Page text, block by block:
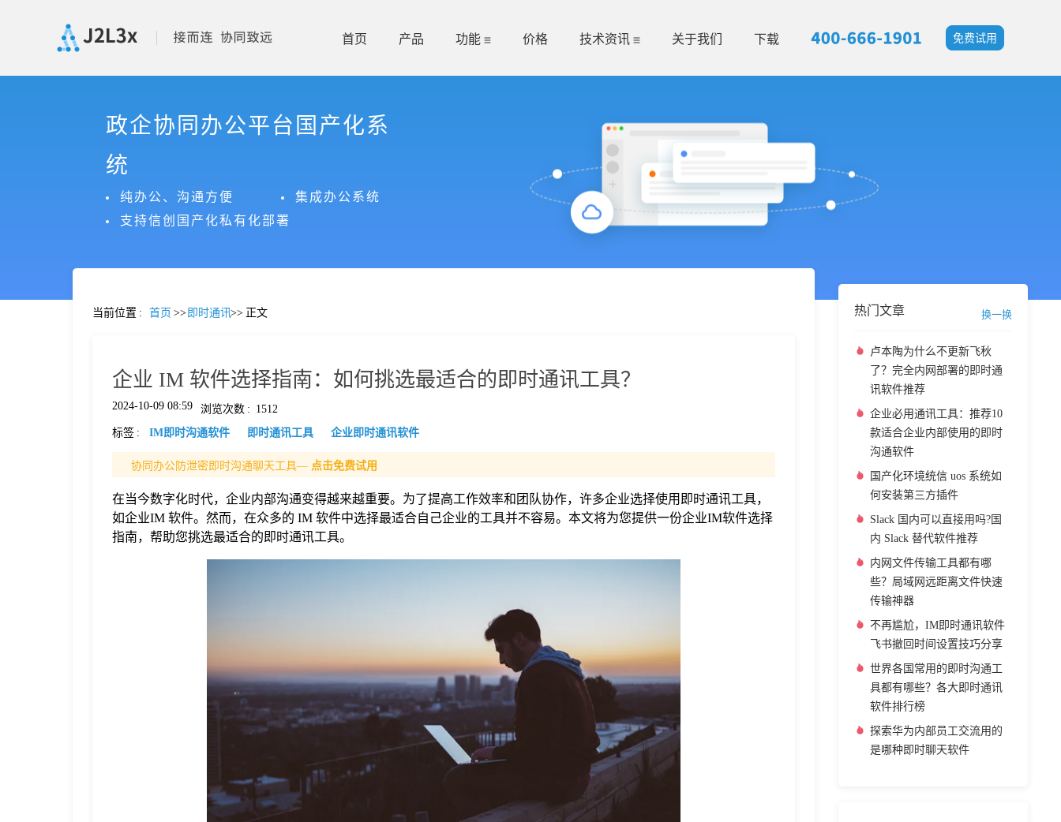
首页 产品 功能 价格 技术资讯 关于我们 下载 免费试用
政企协同办公平台国产化系
统
纯办公、沟通方便
集成办公系统
支持信创国产化私有化部署
当前位置 : 首页 >> 即时通讯>> 正文
企业 IM 软件选择指南：如何挑选最适合的即时通讯工具？
2024-10-09 08:59 浏览次数 : 1512
标签 : IM即时沟通软件 即时通讯工具 企业即时通讯软件
协同办公防泄密即时沟通聊天工具— 点击免费试用
在当今数字化时代，企业内部沟通变得越来越重要。为了提高工作效率和团队协作，许多企业选择使用即时通讯工具，
如企业IM 软件。然而，在众多的 IM 软件中选择最适合自己企业的工具并不容易。本文将为您提供一份企业IM软件选择
指南，帮助您挑选最适合的即时通讯工具。
热门文章 换一换
卢本陶为什么不更新飞秋
了？完全内网部署的即时通
讯软件推荐
企业必用通讯工具：推荐10
款适合企业内部使用的即时
沟通软件
国产化环境统信 uos 系统如
何安装第三方插件
Slack 国内可以直接用吗?国
内 Slack 替代软件推荐
内网文件传输工具都有哪
些？局域网远距离文件快速
传输神器
不再尴尬，IM即时通讯软件
飞书撤回时间设置技巧分享
世界各国常用的即时沟通工
具都有哪些？各大即时通讯
软件排行榜
探索华为内部员工交流用的
是哪种即时聊天软件